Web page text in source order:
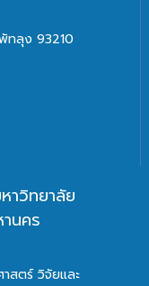
ทลุง 93210
าวิทยาลัย
นคร
สตร์ วิจัยและ